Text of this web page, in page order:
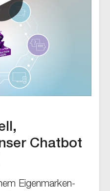
Chatbot
Eigenmarken-